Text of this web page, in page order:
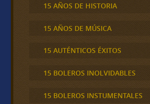
15 AÑOS DE HISTORIA
15 AÑOS DE MÚSICA
15 AUTÉNTICOS ÉXITOS
15 BOLEROS INOLVIDABLES
15 BOLEROS INSTUMENTALES